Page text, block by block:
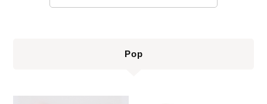
Pop